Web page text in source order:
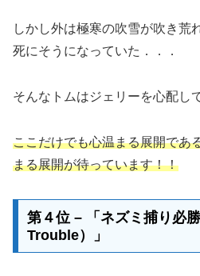
しかし外は極寒の吹雪が吹き荒
死にそうになっていた．．．
そんなトムはジェリーを心配し
ここだけでも心温まる展開であ
まる展開が待っています！！
第４位 – 「ネズミ捕り必
Trouble）」